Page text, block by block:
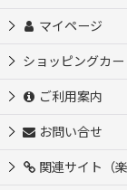
マイページ
ショッピングカー
ご利用案内
お問い合せ
関連サイト（